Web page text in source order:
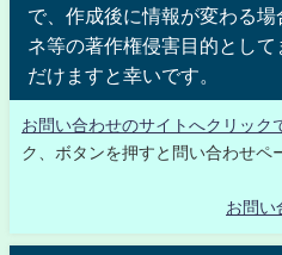
で、作成後に情報が変わる
ネ等の著作権侵害目的とし
だけますと幸いです。
お問い合わせのサイトへクリック
ク、ボタンを押すと問い合わせペ
お問い